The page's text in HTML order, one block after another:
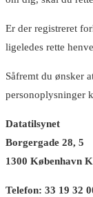
Er der registreret
ligeledes rette
Såfremt du ønsker
personoplysninger
Datatilsynet
Borgergade 28, 5
1300 København K
Telefon: 33 19 32